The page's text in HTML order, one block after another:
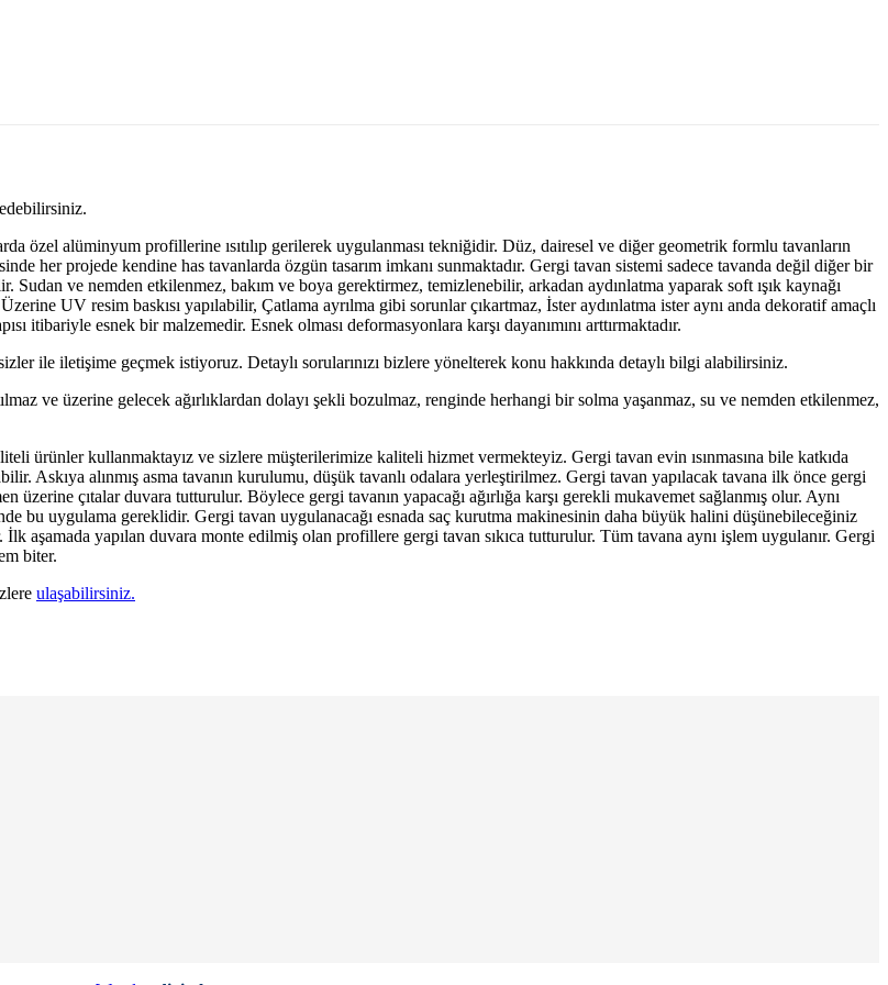
özel alüminyum profillerine ısıtılıp gerilerek uygulanması tekniğidir. Düz, dairesel ve diğer geometrik formlu tavanların
her projede kendine has tavanlarda özgün tasarım imkanı sunmaktadır. Gergi tavan sistemi sadece tavanda değil diğer bir
ve nemden etkilenmez, bakım ve boya gerektirmez, temizlenebilir, arkadan aydınlatma yaparak soft ışık kaynağı
UV resim baskısı yapılabilir, Çatlama ayrılma gibi sorunlar çıkartmaz, İster aydınlatma ister aynı anda dekoratif amaçlı
itibariyle esnek bir malzemedir. Esnek olması deformasyonlara karşı dayanımını arttırmaktadır.
ile iletişime geçmek istiyoruz. Detaylı sorularınızı bizlere yönelterek konu hakkında detaylı bilgi alabilirsiniz.
ve üzerine gelecek ağırlıklardan dolayı şekli bozulmaz, renginde herhangi bir solma yaşanmaz, su ve nemden etkilenmez,
ürünler kullanmaktayız ve sizlere müşterilerimize kaliteli hizmet vermekteyiz. Gergi tavan evin ısınmasına bile katkıda
Askıya alınmış asma tavanın kurulumu, düşük tavanlı odalara yerleştirilmez. Gergi tavan yapılacak tavana ilk önce gergi
çıtalar duvara tutturulur. Böylece gergi tavanın yapacağı ağırlığa karşı gerekli mukavemet sağlanmış olur. Aynı
bu uygulama gereklidir. Gergi tavan uygulanacağı esnada saç kurutma makinesinin daha büyük halini düşünebileceğiniz
aşamada yapılan duvara monte edilmiş olan profillere gergi tavan sıkıca tutturulur. Tüm tavana aynı işlem uygulanır. Gergi
biter.
ulaşabilirsiniz.